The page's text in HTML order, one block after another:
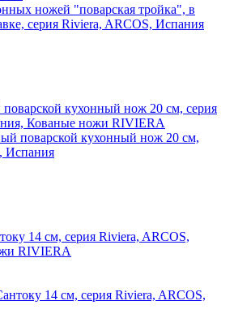
ножей "поварская тройка", в
серия Riviera, ARCOS, Испания
поварской кухонный нож 20 см,
Испания
14 см, серия Riviera, ARCOS,